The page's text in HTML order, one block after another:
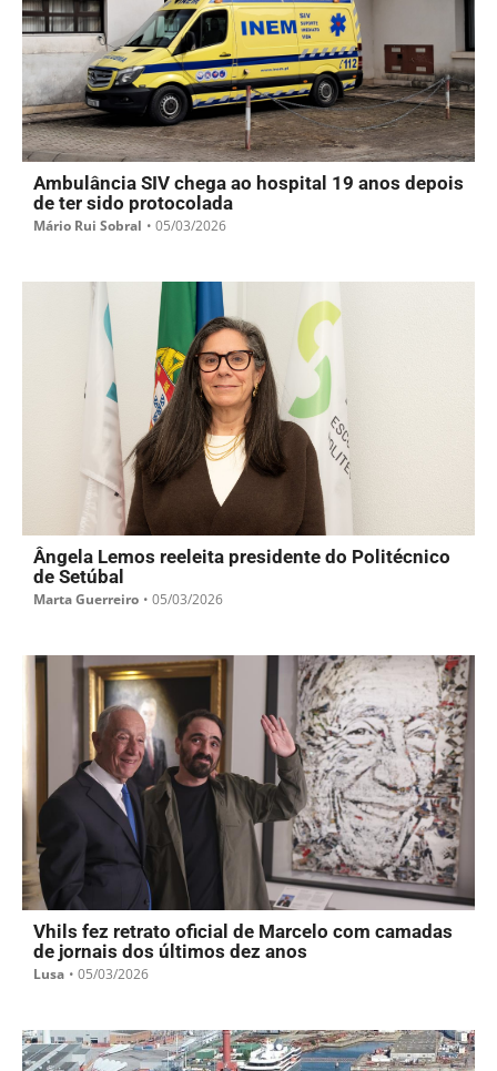
Ambulância SIV chega ao hospital 19 anos depois
de ter sido protocolada
Mário Rui Sobral • 05/03/2026
Ângela Lemos reeleita presidente do Politécnico
de Setúbal
Marta Guerreiro • 05/03/2026
Vhils fez retrato oficial de Marcelo com camadas
de jornais dos últimos dez anos
Lusa • 05/03/2026